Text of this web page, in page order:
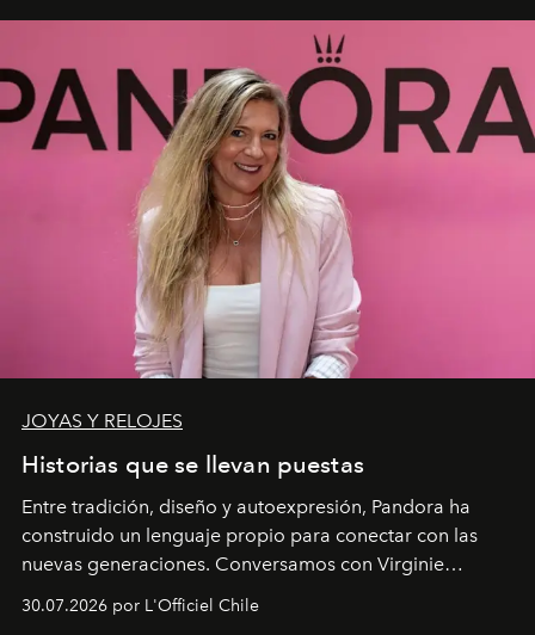
JOYAS Y RELOJES
Historias que se llevan puestas
Entre tradición, diseño y autoexpresión, Pandora ha
construido un lenguaje propio para conectar con las
nuevas generaciones. Conversamos con Virginie
Dubray, la responsable de marketing para
Latinoamérica, sobre identidad, cultura y el valor
30.07.2026 por L'Officiel Chile